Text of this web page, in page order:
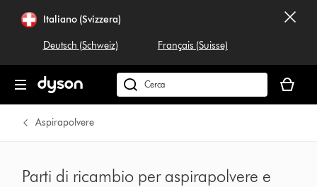
Italiano (Svizzera)
Deutsch (Schweiz) Français (Suisse)
Cerca
su
carrello
è
Aspirapolvere
Parti di ricambio per aspirapolvere e